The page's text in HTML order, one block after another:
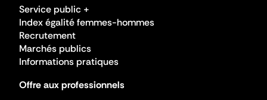
Service public +
Index égalité femmes-hommes
Recrutement
Marchés publics
Informations pratiques
Offre aux professionnels